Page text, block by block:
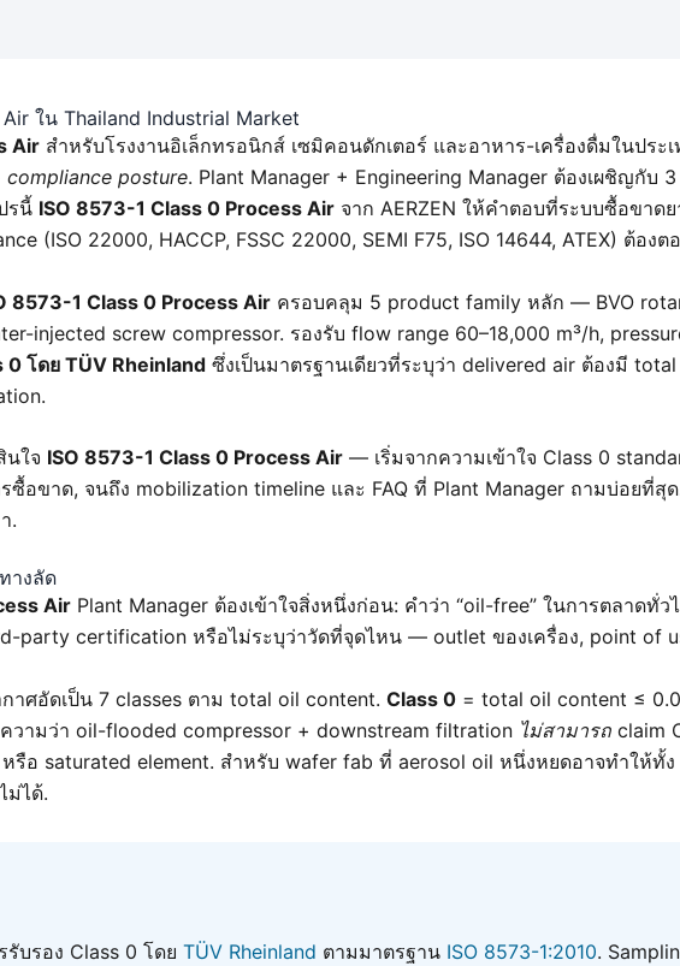
ใน Thailand Industrial Market
Air สำหรับโรงงานอิเล็กทรอนิกส์ เซมิคอนดักเตอร์ และอาหาร-เครื่องดื่มในประ
posture. Plant Manager + Engineering Manager ต้องเผชิญกับ
รนี้ ISO 8573-1 Class 0 Process Air จาก AERZEN ให้คำตอบที่ระบบซื้อขาด
(ISO 22000, HACCP, FSSC 22000, SEMI F75, ISO 14644, ATEX) ต้อง
8573-1 Class 0 Process Air ครอบคลุม 5 product family หลัก — BVO
injected screw compressor. รองรับ flow range 60–18,000 m³/h,
0 โดย TÜV Rheinland ซึ่งเป็นมาตรฐานเดียวที่ระบุว่า delivered air ต้องมี
ใจ ISO 8573-1 Class 0 Process Air — เริ่มจากความเข้าใจ Class 0
ซื้อขาด, จนถึง mobilization timeline และ FAQ ที่ Plant Manager ถามบ่อยที่
.
างลัด
Air Plant Manager ต้องเข้าใจสิ่งหนึ่งก่อน: คำว่า “oil-free” ในการตลาดทั่
party certification หรือไม่ระบุว่าวัดที่จุดไหน — outlet ของเครื่อง, point of
ศอัดเป็น 7 classes ตาม total oil content. Class 0 = total oil content ≤
วามว่า oil-flooded compressor + downstream filtration ไม่สามารถ claim
รือ saturated element. สำหรับ wafer fab ที่ aerosol oil หนึ่งหยดอาจทำให้ทั้
ม่ได้.
บรอง Class 0 โดย TÜV Rheinland ตามมาตรฐาน ISO 8573-1:2010.